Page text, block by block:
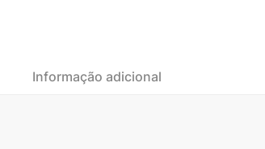
Informação adicional